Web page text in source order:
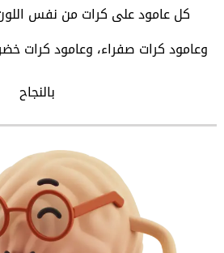
كل عامود على كرات من نفس اللون
وعامود كرات صفراء، وعامود كرات
بالنجاح